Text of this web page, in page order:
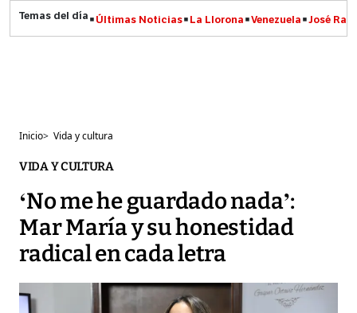
Últimas Noticias La Llorona Venezuela José
Inicio> Vida y cultura
VIDA Y CULTURA
‘No me he guardado nada’:
Mar María y su honestidad
radical en cada letra